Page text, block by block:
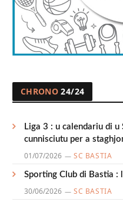
CHRONO 24/24
Liga 3 : u calendariu di
cunnisciutu per a
01/07/2026 SC BASTIA
Sporting Club di Bastia :
30/06/2026 SC BASTIA